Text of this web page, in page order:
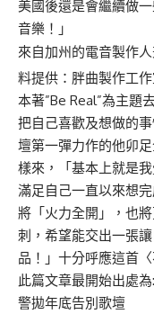
美國後還是會繼續做
音樂！」
來自加州的電音製作
料提供：胖曲製作工
本著”Be Real”為主題
把自己喜歡及想做的
壇第一彈力作的他卯
樣來，「基本上就是
滿足自己一直以來想
將「火力全開」，也
刺，希望能交出一張
品！」十分呼應這首
此篇文章最開始出處為:
警拋年底告別歌壇